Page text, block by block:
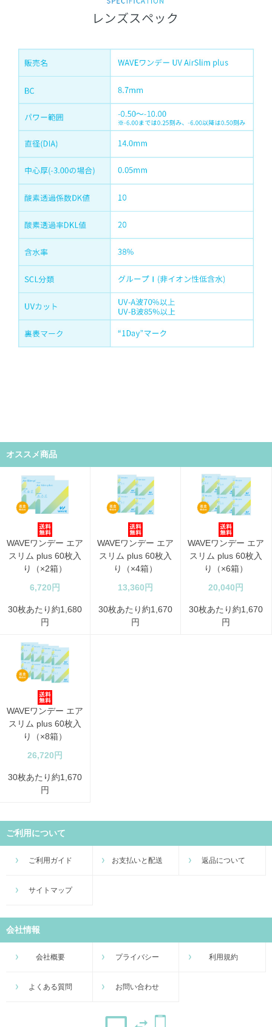
オススメ商品
WAVEワンデー エア
スリム plus 60枚入
り（×2箱）
6,720円
30枚あたり約1,680
円
WAVEワンデー エア
スリム plus 60枚入
り（×4箱）
13,360円
30枚あたり約1,670
円
WAVEワンデー エア
スリム plus 60枚入
り（×6箱）
20,040円
30枚あたり約1,670
円
WAVEワンデー エア
スリム plus 60枚入
り（×8箱）
26,720円
30枚あたり約1,670
円
ご利用について
ご利用ガイド お支払いと配送 返品について
サイトマップ
会社情報
会社概要 プライバシー 利用規約
よくある質問 お問い合わせ